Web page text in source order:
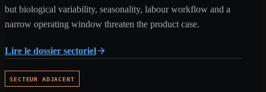
but biological variability, seasonality, labour workflow and a
narrow operating window threaten the product case.
Lire le dossier sectoriel
SECTEUR ADJACENT